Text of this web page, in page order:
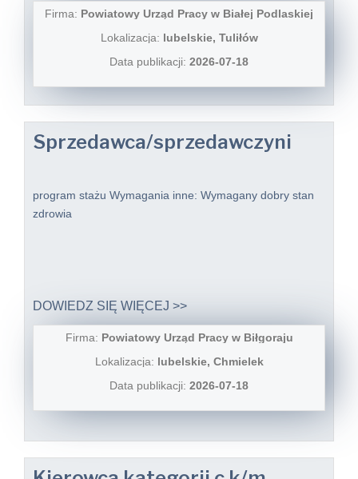
Firma: Powiatowy Urząd Pracy w Białej Podlaskiej
Lokalizacja: lubelskie, Tuliłów
Data publikacji: 2026-07-18
Sprzedawca/sprzedawczyni
program stażu Wymagania inne: Wymagany dobry stan
zdrowia
DOWIEDZ SIĘ WIĘCEJ >>
Firma: Powiatowy Urząd Pracy w Biłgoraju
Lokalizacja: lubelskie, Chmielek
Data publikacji: 2026-07-18